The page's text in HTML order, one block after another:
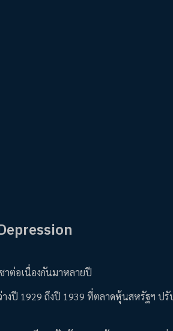
ต่อเนื่องกันมาหลายปี
างปี 1929 ถึงปี 1939 ที่ตลาดหุ้นสหรัฐฯ ปรั